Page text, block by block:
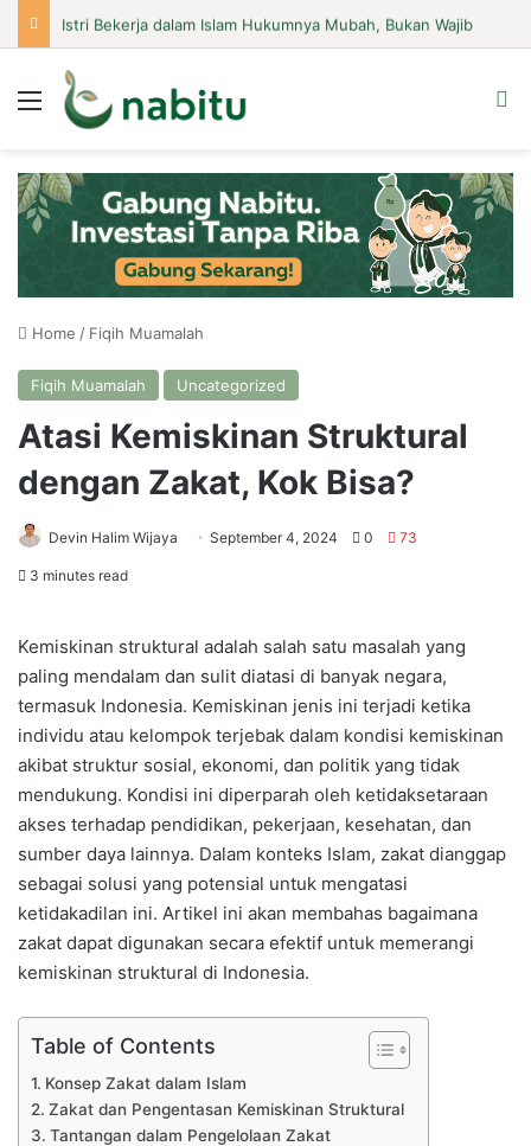
Istri Bekerja dalam Islam Hukumnya Mubah, Bukan Wajib
Menu
Home / Fiqih Muamalah
Fiqih Muamalah Uncategorized
Atasi Kemiskinan Struktural
dengan Zakat, Kok Bisa?
Devin Halim Wijaya September 4, 2024 0 73
3 minutes read
Kemiskinan struktural adalah salah satu masalah yang
paling mendalam dan sulit diatasi di banyak negara,
termasuk Indonesia. Kemiskinan jenis ini terjadi ketika
individu atau kelompok terjebak dalam kondisi kemiskinan
akibat struktur sosial, ekonomi, dan politik yang tidak
mendukung. Kondisi ini diperparah oleh ketidaksetaraan
akses terhadap pendidikan, pekerjaan, kesehatan, dan
sumber daya lainnya. Dalam konteks Islam, zakat dianggap
sebagai solusi yang potensial untuk mengatasi
ketidakadilan ini. Artikel ini akan membahas bagaimana
zakat dapat digunakan secara efektif untuk memerangi
kemiskinan struktural di Indonesia.
Table of Contents
Konsep Zakat dalam Islam
Zakat dan Pengentasan Kemiskinan Struktural
Tantangan dalam Pengelolaan Zakat